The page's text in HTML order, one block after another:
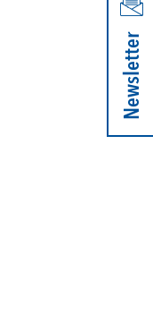
Newsletter